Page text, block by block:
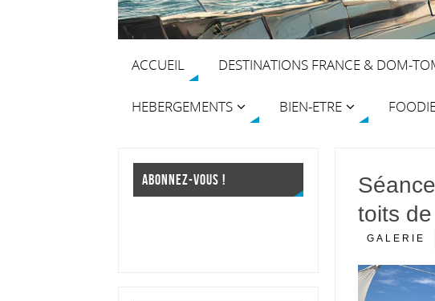
ACCUEIL DESTINATIONS FRANCE & DOM-
HEBERGEMENTS BIEN-ETRE
toits
GALERIE
ABONNEZ-VOUS !